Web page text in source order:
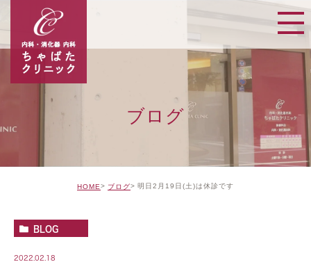
ブログ
HOME ブログ 明日2月19日(土)は休診です
BLOG
2022.02.18